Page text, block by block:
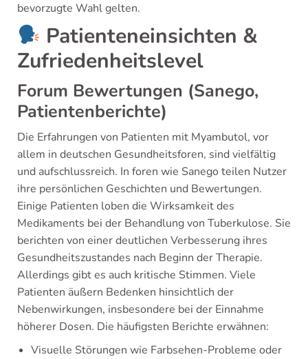
bevorzugte Wahl gelten.
Patienteneinsichten &
Zufriedenheitslevel
Forum Bewertungen (Sanego,
Patientenberichte)
Die Erfahrungen von Patienten mit Myambutol, vor
allem in deutschen Gesundheitsforen, sind vielfältig
und aufschlussreich. In foren wie Sanego teilen Nutzer
ihre persönlichen Geschichten und Bewertungen.
Einige Patienten loben die Wirksamkeit des
Medikaments bei der Behandlung von Tuberkulose. Sie
berichten von einer deutlichen Verbesserung ihres
Gesundheitszustandes nach Beginn der Therapie.
Allerdings gibt es auch kritische Stimmen. Viele
Patienten äußern Bedenken hinsichtlich der
Nebenwirkungen, insbesondere bei der Einnahme
höherer Dosen. Die häufigsten Berichte erwähnen:
Visuelle Störungen wie Farbsehen-Probleme oder